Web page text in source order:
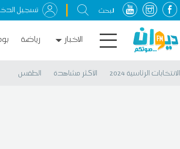
تسجيل
الاخبار رياضة
الانتخابات الرئاسية 2024 الأكثر مشاهدة الطقس